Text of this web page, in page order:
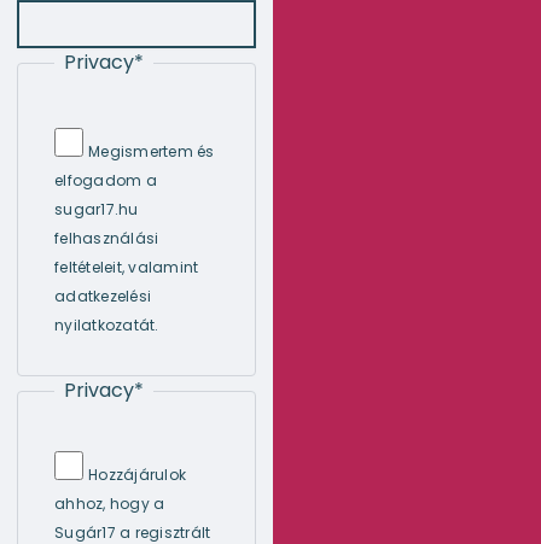
Privacy*
Megismertem és
elfogadom a
sugar17.hu
felhasználási
feltételeit, valamint
adatkezelési
nyilatkozatát.
Privacy*
Hozzájárulok
ahhoz, hogy a
Sugár17 a regisztrált